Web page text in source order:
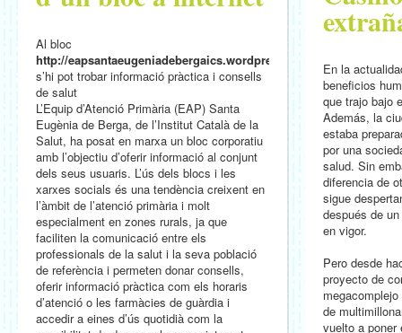
Al bloc
http://eapsantaeugeniadebergaics.wordpress.com/
s’hi pot trobar informació pràctica i consells
de salut
L’Equip d’Atenció Primària (EAP) Santa
Eugènia de Berga, de l’Institut Català de la
Salut, ha posat en marxa un bloc corporatiu
amb l’objectiu d’oferir informació al conjunt
dels seus usuaris. L’ús dels blocs i les
xarxes socials és una tendència creixent en
l’àmbit de l’atenció primària i molt
especialment en zones rurals, ja que
faciliten la comunicació entre els
professionals de la salut i la seva població
de referència i permeten donar consells,
oferir informació pràctica com els horaris
d’atenció o les farmàcies de guàrdia i
accedir a eines d’ús quotidià com la
En la
beneficios
que trajo bajo
Además, la
estaba
por una
salud. Sin
diferencia de
sigue
después de
en vigor.
Pero desde
proyecto de
de
vuelto a poner